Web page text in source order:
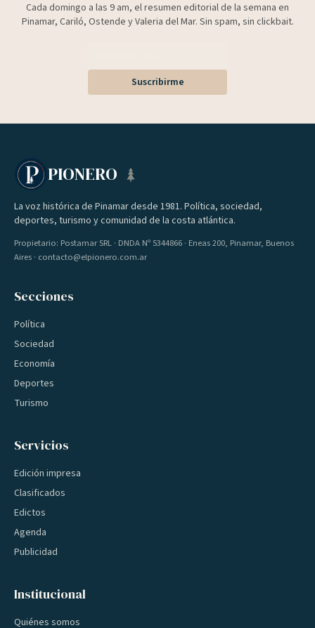
Cada domingo a las 9 am, el resumen editorial de la semana en
Pinamar, Cariló, Ostende y Valeria del Mar. Sin spam, sin clickbait.
Suscribirme
PIONERO
La voz histórica de Pinamar desde 1981. Política, sociedad,
deportes, turismo y comunidad de la costa atlántica.
Propietario: Postamar SRL · DNDA Nº 5344866 · Eneas 200, Pinamar, Buenos
Aires · contacto@elpionero.com.ar
Secciones
Política
Sociedad
Economía
Deportes
Turismo
Servicios
Edición impresa
Clasificados
Edictos
Agenda
Publicidad
Institucional
Quiénes somos